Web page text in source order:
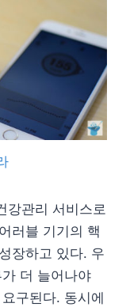
강관리 서비스로
러블 기기의 핵
장하고 있다. 우
더 늘어나야
구된다. 동시에